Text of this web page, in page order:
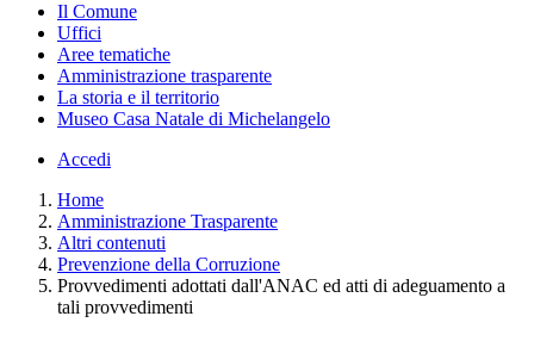
Il Comune
Uffici
Aree tematiche
Amministrazione trasparente
La storia e il territorio
Museo Casa Natale di Michelangelo
Accedi
Home
Amministrazione Trasparente
Altri contenuti
Prevenzione della Corruzione
Provvedimenti adottati dall'ANAC ed atti di adeguamento a
tali provvedimenti